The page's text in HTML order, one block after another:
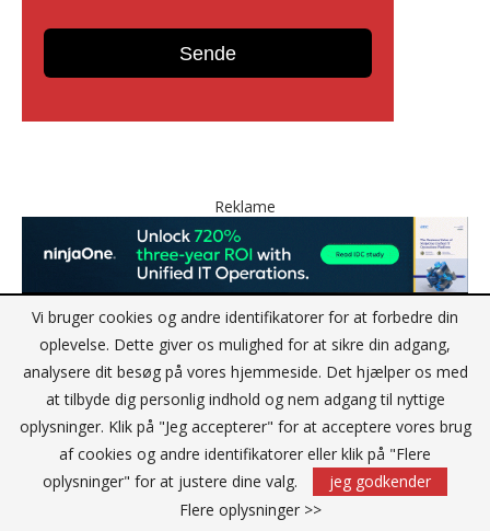
Reklame
Vi bruger cookies og andre identifikatorer for at forbedre din
oplevelse. Dette giver os mulighed for at sikre din adgang,
analysere dit besøg på vores hjemmeside. Det hjælper os med
at tilbyde dig personlig indhold og nem adgang til nyttige
oplysninger. Klik på "Jeg accepterer" for at acceptere vores brug
af cookies og andre identifikatorer eller klik på "Flere
oplysninger" for at justere dine valg.
jeg godkender
Flere oplysninger >>